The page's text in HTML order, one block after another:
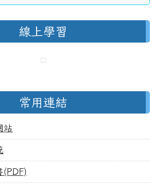
線上學習
常用連結
站
(PDF)